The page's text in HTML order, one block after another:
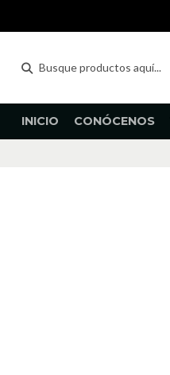
INICIO CONÓCENOS